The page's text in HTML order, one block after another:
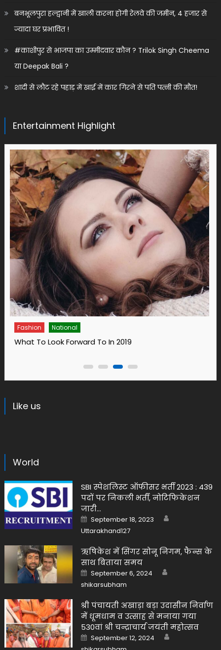
बनभूलपुरा हल्द्वानी में खाली करना होगी रेलवे की जमीन, 4 हजार से
ज्यादा घर प्रभावित !
#काशीपुर से भाजपा का उम्मीदवार कौन ? Trilok Singh Cheema
या Deepak Bali ?
शादी से लौट रहे पहाड़ में खाई में कार गिरने से पति पत्नी की मौत!
Entertainment Highlight
Fashion National
What To Look Forward To In 2019
Like us
World
SBI स्पेशलिस्ट ऑफीसर भर्ती 2023 : 439
पदों पर निकली भर्ती, नोटिफिकेशन
जारी…
Posted
on
September 18, 2023
Uttarakhand127
ऋषिकेश में सिंगर सोनू निगम, फैन्स के
साथ बिताया समय
Posted
on
September 6, 2024
shikarsubham
श्री पंचायती अखाड़ा बड़ा उदासीन निर्वाण
में धूमधाम व उत्साह से मनाया गया
530वां श्री चन्द्राचार्य जयंती महोत्सव
Posted
on
September 12, 2024